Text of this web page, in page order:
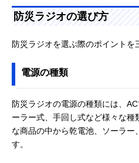
楽天市場で見る
クマザキエイム 手
回し／ソーラー蓄
Amazonで見る
ライト JTL-29 ホ
ワイト
防災ラジオの選び方
防災ラジオを選ぶ際のポイントを
電源の種類
防災ラジオの電源の種類には、
ーラー式、手回し式など様々な種
な商品の中から乾電池、ソーラー
す。